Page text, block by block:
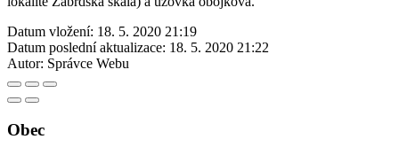
Datum vložení: 18. 5. 2020 21:19
Datum poslední aktualizace: 18. 5. 2020 21:22
Autor: Správce Webu
Obec